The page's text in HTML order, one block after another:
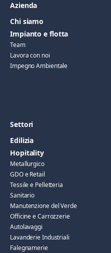
Azienda
Chi siamo
Impianto e flotta
Team
Lavora con noi
Impegno Ambientale
Settori
Edilizia
Hopitality
Metallurgico
GDO e Retail
Tessile e Pelletteria
Sanitario
Manutenzione del Verde
Officine e Carrozzerie
Autolavaggi
Lavanderie Industriali
Falegnamerie